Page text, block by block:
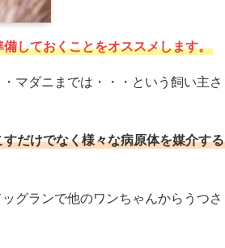
しておくことをオススメします。
マダニまでは・・・という飼い主さ
だけでなく様々な病原体を媒介する
グランで他のワンちゃんからうつさ